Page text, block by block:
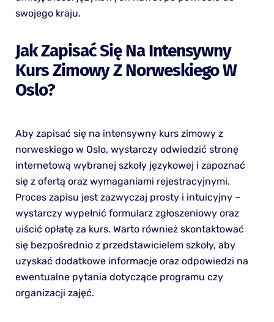
swojego kraju.
Jak Zapisać Się Na Intensywny
Kurs Zimowy Z Norweskiego W
Oslo?
Aby zapisać się na intensywny kurs zimowy z
norweskiego w Oslo, wystarczy odwiedzić stronę
internetową wybranej szkoły językowej i zapoznać
się z ofertą oraz wymaganiami rejestracyjnymi.
Proces zapisu jest zazwyczaj prosty i intuicyjny –
wystarczy wypełnić formularz zgłoszeniowy oraz
uiścić opłatę za kurs. Warto również skontaktować
się bezpośrednio z przedstawicielem szkoły, aby
uzyskać dodatkowe informacje oraz odpowiedzi na
ewentualne pytania dotyczące programu czy
organizacji zajęć.